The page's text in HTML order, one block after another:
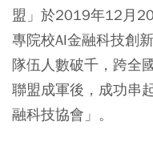
盟」於2019年12月
專院校AI金融科技創
隊伍人數破千，跨全
聯盟成軍後，成功串
融科技協會」。